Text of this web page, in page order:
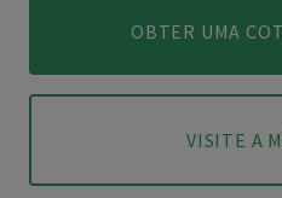
OBTER UMA
VISITE A